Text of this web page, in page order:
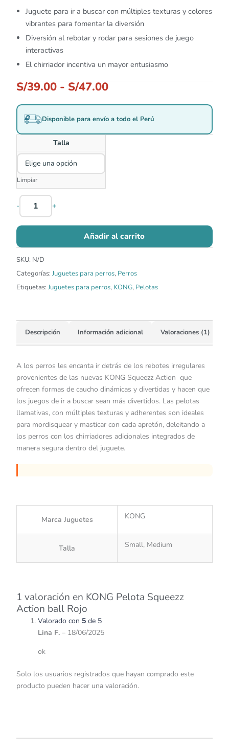
Juguete para ir a buscar con múltiples texturas y colores
vibrantes para fomentar la diversión
Diversión al rebotar y rodar para sesiones de juego
interactivas
El chirriador incentiva un mayor entusiasmo
S/39.00 - S/47.00
Disponible para envío a todo el Perú
Talla
Limpiar
- +
Añadir al carrito
SKU: N/D
Categorías: Juguetes para perros, Perros
Etiquetas: Juguetes para perros, KONG, Pelotas
Descripción Información adicional Valoraciones (1)
A los perros les encanta ir detrás de los rebotes irregulares
provenientes de las nuevas KONG Squeezz Action que
ofrecen formas de caucho dinámicas y divertidas y hacen que
los juegos de ir a buscar sean más divertidos. Las pelotas
llamativas, con múltiples texturas y adherentes son ideales
para mordisquear y masticar con cada apretón, deleitando a
los perros con los chirriadores adicionales integrados de
manera segura dentro del juguete.
Marca Juguetes KONG
Talla Small, Medium
1 valoración en KONG Pelota Squeezz
Action ball Rojo
Valorado con 5 de 5
Lina F. – 18/06/2025
ok
Solo los usuarios registrados que hayan comprado este
producto pueden hacer una valoración.